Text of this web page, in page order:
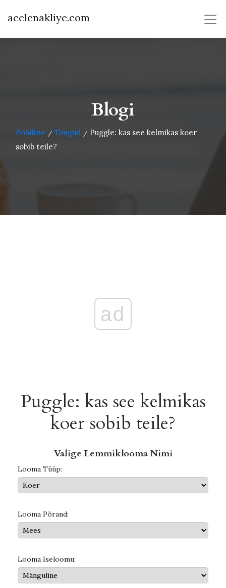
acelenakliye.com
Blogi
Põhiline / Tõugud / Puggle: kas see kelmikas koer
sobib teile?
ad
Puggle: kas see kelmikas
koer sobib teile?
Valige Lemmiklooma Nimi
Looma Tüüp:
Looma Põrand:
Looma Iseloomu: